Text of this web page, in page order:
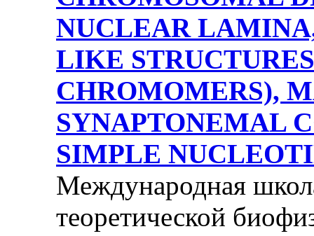
NUCLEAR
LIKE
CHROMOMERS),
SYNAPTONEMAL
SIMPLE
Международная
теоретической